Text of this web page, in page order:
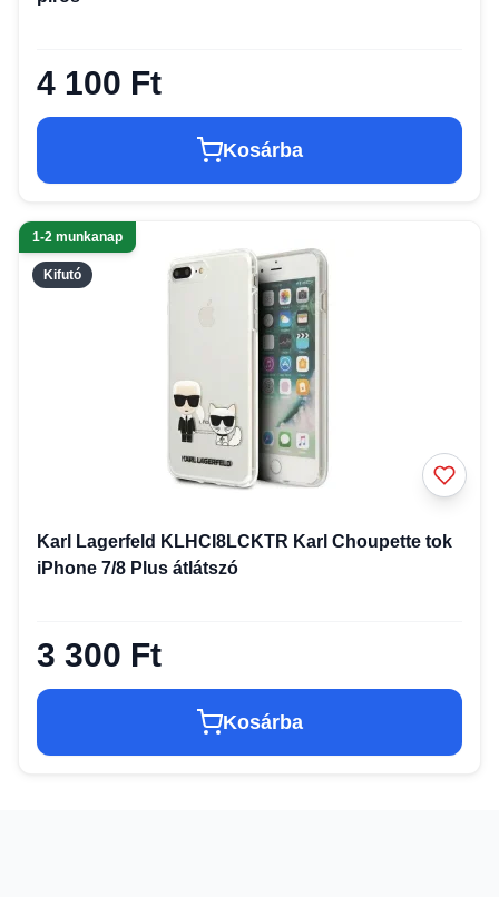
4 100 Ft
Kosárba
Kifutó
1-2 munkanap
Karl Lagerfeld KLHCI8LCKTR Karl Choupette tok
iPhone 7/8 Plus átlátszó
3 300 Ft
Kosárba